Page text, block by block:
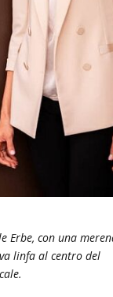
Erbe, con una
linfa al centro del